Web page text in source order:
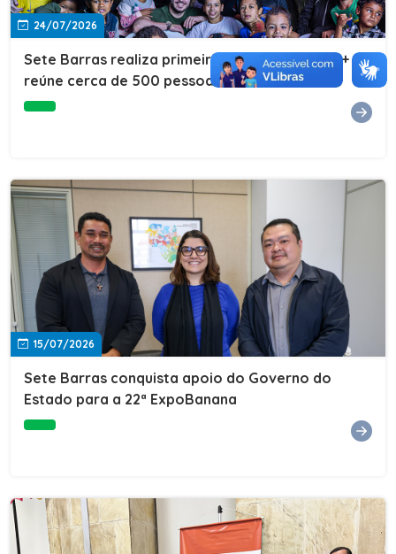
24/07/2026
Sete Barras realiza primeira edição do Cuidar+ e
reúne cerca de 500 pessoas na Vila São João
15/07/2026
Sete Barras conquista apoio do Governo do
Estado para a 22ª ExpoBanana